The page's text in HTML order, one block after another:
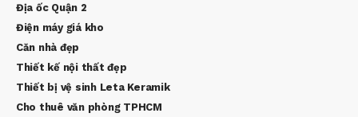
Địa ốc Quận 2
Điện máy giá kho
Căn nhà đẹp
Thiết kế nội thất đẹp
Thiết bị vệ sinh Leta Keramik
Cho thuê văn phòng TPHCM